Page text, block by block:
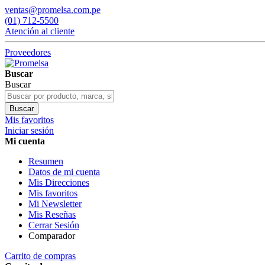
ventas@promelsa.com.pe
(01) 712-5500
Atención al cliente
Proveedores
Buscar
Buscar
Buscar
Mis favoritos
Iniciar sesión
Mi cuenta
Resumen
Datos de mi cuenta
Mis Direcciones
Mis favoritos
Mi Newsletter
Mis Reseñas
Cerrar Sesión
Comparador
Carrito de compras